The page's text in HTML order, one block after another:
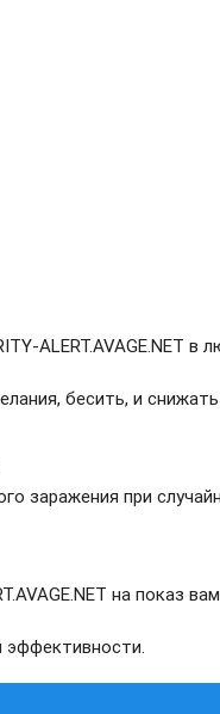
ALERT.AVAGE.NET в
бесить, и снижать
заражения при
на показ вам
эффективности.